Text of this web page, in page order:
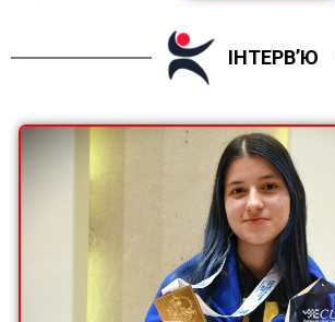
ІНТЕРВ’Ю